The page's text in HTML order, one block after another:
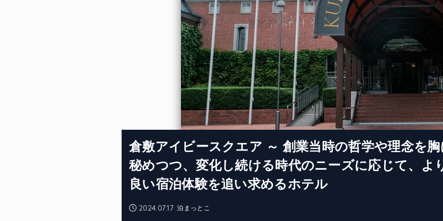
泊まっとこ
2024.07.17
倉敷アイビースクエア ～ 創業当時の哲学や理念を
秘めつつ、変化し続ける時代のニーズに応じて、よ
良い宿泊体験を追い求めるホテル